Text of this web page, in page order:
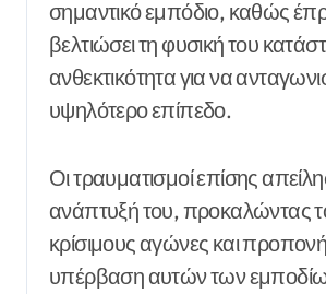
σημαντικό εμπόδιο, καθώς
βελτιώσει τη φυσική του
ανθεκτικότητα για να
υψηλότερο επίπεδο.
Οι τραυματισμοί επίσης
ανάπτυξή του, προκαλώντας
κρίσιμους αγώνες και
υπέρβαση αυτών των